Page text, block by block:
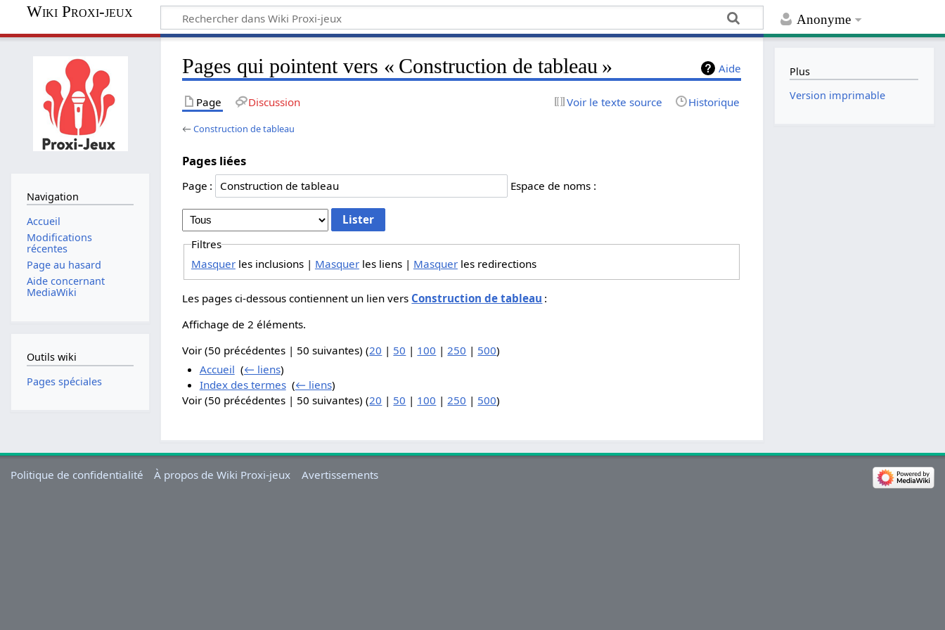
Anonyme
Wiki Proxi-jeux
Aide
Pages qui pointent vers « Construction de tableau »
Page Discussion Voir le texte source Historique
←Construction de tableau
Pages liées
Page : Espace de noms :
Filtres
Masquerles inclusions | Masquerles liens | Masquerles redirections
Les pages ci-dessous contiennent un lien vers Construction de tableau :
Affichage de 2 éléments.
Voir (50 précédentes | 50 suivantes) (20 | 50 | 100 |250 | 500)
Accueil (← liens)
Index des termes‎ (← liens)
Voir (50 précédentes | 50 suivantes) (20 | 50 | 100 |250 | 500)
Navigation
Accueil
Modifications
récentes
Page au hasard
Aide concernant
MediaWiki
Outils wiki
Pages spéciales
Plus
Version imprimable
Politique de confidentialité À propos de Wiki Proxi-jeux Avertissements